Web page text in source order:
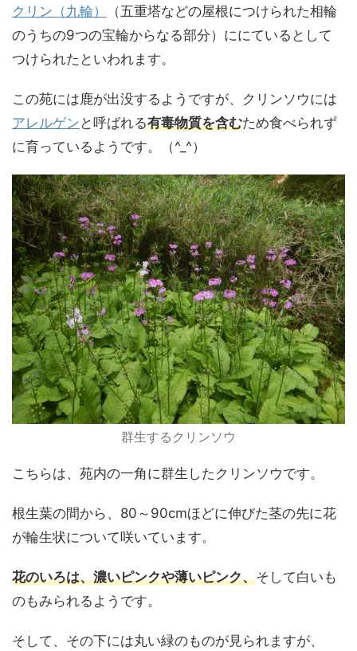
クリン（九輪）
（五重塔などの屋根につけられた相輪
のうちの9つの宝輪からなる部分）ににているとして
つけられたといわれます。
この苑には鹿が出没するようですが、クリンソウには
アレルゲン と呼ばれる有毒物質を含むため食べられず
に育っているようです。（^_^）
群生するクリンソウ
こちらは、苑内の一角に群生したクリンソウです。
根生葉の間から、80～90cmほどに伸びた茎の先に花
が輪生状について咲いています。
花のいろは、濃いピンクや薄いピンク、そして白いも
のもみられるようです。
そして、その下には丸い緑のものが見られますが、